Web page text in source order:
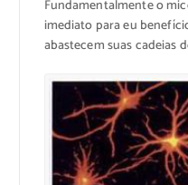
Fundamentalmente o
imediato para eu
abastecem suas cadeias